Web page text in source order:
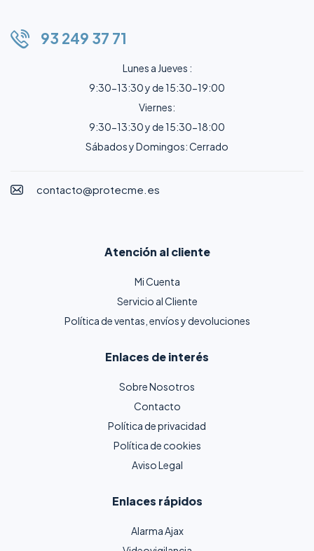
93 249 37 71
Lunes a Jueves :
9:30-13:30 y de 15:30-19:00
Viernes:
9:30-13:30 y de 15:30-18:00
Sábados y Domingos: Cerrado
contacto@protecme.es
Atención al cliente
Mi Cuenta
Servicio al Cliente
Política de ventas, envíos y devoluciones
Enlaces de interés
Sobre Nosotros
Contacto
Política de privacidad
Política de cookies
Aviso Legal
Enlaces rápidos
Alarma Ajax